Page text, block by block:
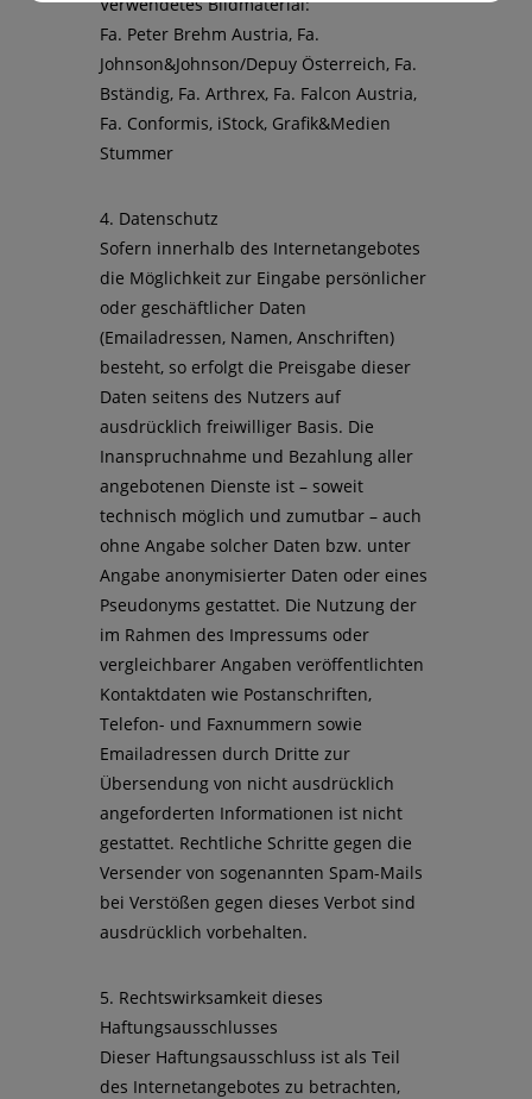
Fa. Peter Brehm Austria, Fa.
Johnson&Johnson/Depuy Österreich, Fa.
Bständig, Fa. Arthrex, Fa. Falcon Austria,
Fa. Conformis, iStock, Grafik&Medien
Stummer
4. Datenschutz
Sofern innerhalb des Internetangebotes
die Möglichkeit zur Eingabe persönlicher
oder geschäftlicher Daten
(Emailadressen, Namen, Anschriften)
besteht, so erfolgt die Preisgabe dieser
Daten seitens des Nutzers auf
ausdrücklich freiwilliger Basis. Die
Inanspruchnahme und Bezahlung aller
angebotenen Dienste ist – soweit
technisch möglich und zumutbar – auch
ohne Angabe solcher Daten bzw. unter
Angabe anonymisierter Daten oder eines
Pseudonyms gestattet. Die Nutzung der
im Rahmen des Impressums oder
vergleichbarer Angaben veröffentlichten
Kontaktdaten wie Postanschriften,
Telefon- und Faxnummern sowie
Emailadressen durch Dritte zur
Übersendung von nicht ausdrücklich
angeforderten Informationen ist nicht
gestattet. Rechtliche Schritte gegen die
Versender von sogenannten Spam-Mails
bei Verstößen gegen dieses Verbot sind
ausdrücklich vorbehalten.
5. Rechtswirksamkeit dieses
Haftungsausschlusses
Dieser Haftungsausschluss ist als Teil
des Internetangebotes zu betrachten,